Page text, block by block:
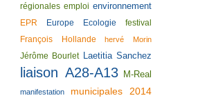
régionales emploi environnement
EPR Europe Ecologie
festival
François Hollande
hervé Morin
Jérôme Bourlet Laetitia Sanchez
liaison A28-A13 M-Real
manifestation municipales 2014